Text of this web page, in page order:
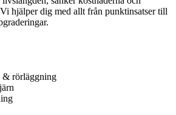
hjälper dig med allt från punktinsatser till
& rörläggning